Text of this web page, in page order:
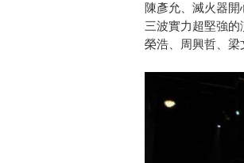
陳彥允、滅火器
三波實力超堅強
榮浩、周興哲、梁